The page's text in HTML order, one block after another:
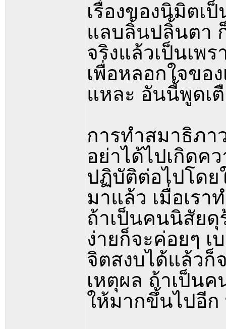
เรื่องของนิมิตเ
แลบลิ้นปลิ้นตา
จริงแล้วเป็นเพ
เพื่อหลอกใจขอ
แหละ อันนี้พูดเ
การทำสมาธิภ
อย่าได้ไปเกิดค
ปฏิบัติต่อไปโด
มาแล้ว เมื่อเรา
ถ้าเป็นคนนิสัยดุ
ง่ายก็จะค่อยๆ
จิตสงบได้แล้วก็
เหตุผล ถ้าเป็น
ให้มากขึ้นไปอีก